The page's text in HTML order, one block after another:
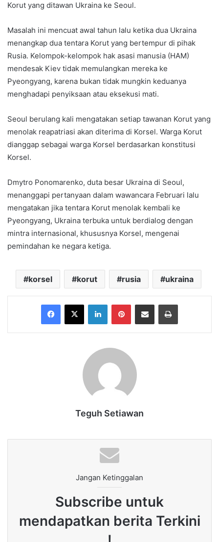
Korut yang ditawan Ukraina ke Seoul.
Masalah ini mencuat awal tahun lalu ketika dua Ukraina
menangkap dua tentara Korut yang bertempur di pihak
Rusia. Kelompok-kelompok hak asasi manusia (HAM)
mendesak Kiev tidak memulangkan mereka ke
Pyeongyang, karena bukan tidak mungkin keduanya
menghadapi penyiksaan atau eksekusi mati.
Seoul berulang kali mengatakan setiap tawanan Korut yang
menolak reapatriasi akan diterima di Korsel. Warga Korut
dianggap sebagai warga Korsel berdasarkan konstitusi
Korsel.
Dmytro Ponomarenko, duta besar Ukraina di Seoul,
menanggapi pertanyaan dalam wawancara Februari lalu
mengatakan jika tentara Korut menolak kembali ke
Pyeongyang, Ukraina terbuka untuk berdialog dengan
mintra internasional, khususnya Korsel, mengenai
pemindahan ke negara ketiga.
korsel korut rusia ukraina
Facebook
X LinkedInPinterestShare via Email Print
Teguh Setiawan
Jangan Ketinggalan
Subscribe untuk
mendapatkan berita Terkini